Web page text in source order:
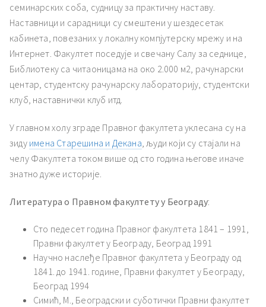
семинарских соба, судницу за практичну наставу.
Наставници и сарадници су смештени у шездесетак
кабинета, повезаних у локалну компјутерску мрежу и на
Интернет. Факултет поседује и свечану Салу за седнице,
Библиотеку са читаоницама на око 2.000 м2, рачунарски
центар, студентску рачунарску лабораторију, студентски
клуб, наставнички клуб итд.
У главном холу зграде Правног факултета уклесана су на
зиду имена Старешина и Декана , људи који су стајали на
челу Факултета током више од сто година његове иначе
знатно дуже историје.
Литература о Правном факултету у Београду:
Сто педесет година Правног факултета 1841 – 1991,
Правни факултет у Београду, Београд 1991
Научно наслеђе Правног факултета у Београду од
1841. до 1941. године, Правни факултет у Београду,
Београд 1994
Симић, М., Београдски и суботички Правни факултет